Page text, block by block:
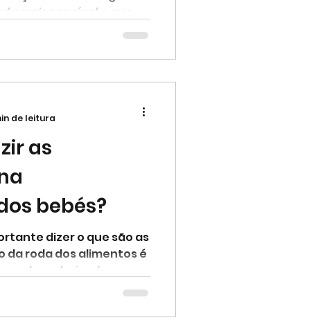
mais sensível e que...
as
bebés?
dizer o que são as
da roda dos alimentos é
ou desvalorizado...
de leitura